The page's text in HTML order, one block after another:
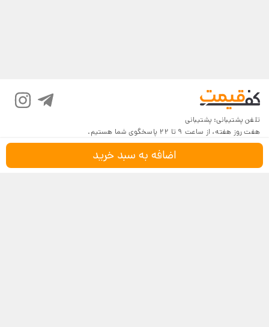
اضافه به سبد خرید
تلفن پشتیبانی: پشتیبانی
هفت روز هفته، از ساعت 9 تا 22 پاسخگوی شما هستیم.
شرایط و قوانین